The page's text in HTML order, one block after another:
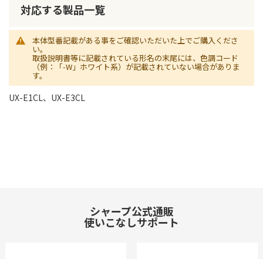
対応する製品一覧
本体型番記載がある事をご確認いただいた上でご購入くださ
い。
取扱説明書等に記載されている形名の末尾には、色調コード
（例：「-W」ホワイト系）が記載されていない場合がありま
す。
UX-E1CL、UX-E3CL
シャープ公式通販
使いこなしサポート